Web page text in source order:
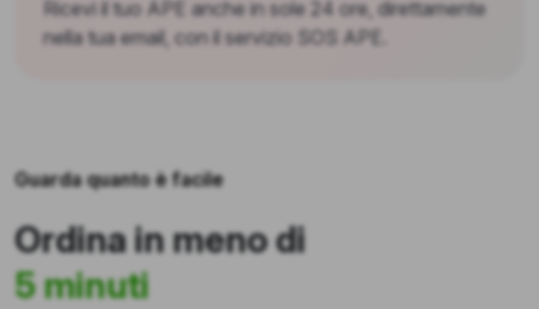
Ricevi il tuo APE anche in sole 24 ore, direttamente
nella tua email, con il servizio SOS APE.
Guarda quanto è facile
Ordina in meno di
5 minuti